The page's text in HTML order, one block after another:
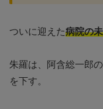
ついに迎えた病院の
朱羅は、阿含総一郎
を下す。